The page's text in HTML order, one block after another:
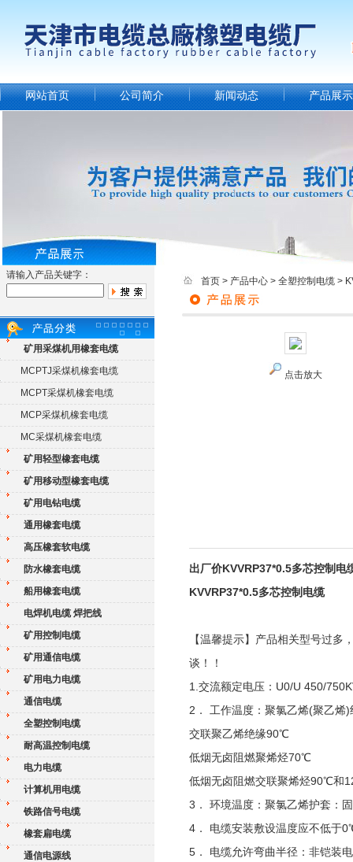
网站首页 公司简介 新闻动态 产品展示
请输入产品关键字：
矿用采煤机用橡套电缆
MCPTJ采煤机橡套电缆
MCPT采煤机橡套电缆
MCP采煤机橡套电缆
MC采煤机橡套电缆
矿用轻型橡套电缆
矿用移动型橡套电缆
矿用电钻电缆
通用橡套电缆
高压橡套软电缆
防水橡套电缆
船用橡套电缆
电焊机电缆 焊把线
矿用控制电缆
矿用通信电缆
矿用电力电缆
通信电缆
全塑控制电缆
耐高温控制电缆
电力电缆
计算机用电缆
铁路信号电缆
橡套扁电缆
通信电源线
首页 > 产品中心 > 全塑控制电缆 >
点击放大
出厂价KVVRP37*0.5多芯控制电
KVVRP37*0.5多芯控制电缆
【温馨提示】产品相关型号过
谈！！
1.交流额定电压：U0/U 450/
2． 工作温度：聚氯乙烯(聚乙烯
交联聚乙烯绝缘90℃
低烟无卤阻燃聚烯烃70℃
低烟无卤阻燃交联聚烯烃90℃和
3． 环境温度：聚氯乙烯护套：
4． 电缆安装敷设温度应不低于
5． 电缆允许弯曲半径：非铠装